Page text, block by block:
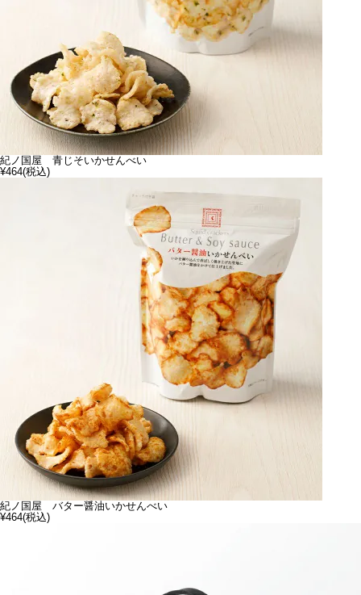
紀ノ国屋 青じそいかせんべい
¥464(税込)
紀ノ国屋 バター醤油いかせんべい
¥464(税込)